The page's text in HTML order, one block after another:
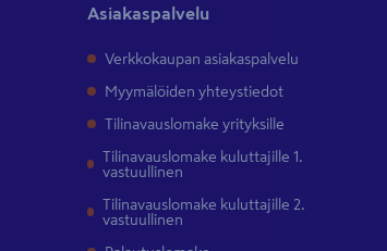
Asiakaspalvelu
Verkkokaupan asiakaspalvelu
Myymälöiden yhteystiedot
Tilinavauslomake yrityksille
Tilinavauslomake kuluttajille 1.
vastuullinen
Tilinavauslomake kuluttajille 2.
vastuullinen